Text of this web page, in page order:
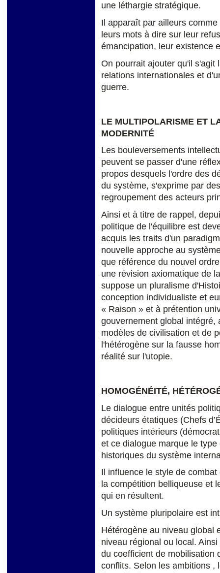
une léthargie stratégique.
Il apparaît par ailleurs
leurs mots à dire sur leur
émancipation, leur existence
On pourrait ajouter qu'il s'agit
relations internationales et
guerre.
LE MULTIPOLARISME ET
MODERNITÉ
Les bouleversements
peuvent se passer d'une
propos desquels l'ordre des
du système, s'exprime par
regroupement des acteurs
Ainsi et à titre de rappel,
politique de l'équilibre est
acquis les traits d'un
nouvelle approche au
que référence du nouvel
une révision axiomatique de
suppose un pluralisme
conception individualiste et
« Raison » et à prétention
gouvernement global intégré,
modèles de civilisation et de
l'hétérogène sur la fausse
réalité sur l'utopie.
HOMOGÉNÉITÉ,
Le dialogue entre unités
décideurs étatiques (Chefs
politiques intérieurs
et ce dialogue marque le
historiques du système
Il influence le style de
la compétition belliqueuse et
qui en résultent.
Un système pluripolaire est
Hétérogène au niveau global
niveau régional ou local.
du coefficient de mobilisation
conflits. Selon les ambitions ,